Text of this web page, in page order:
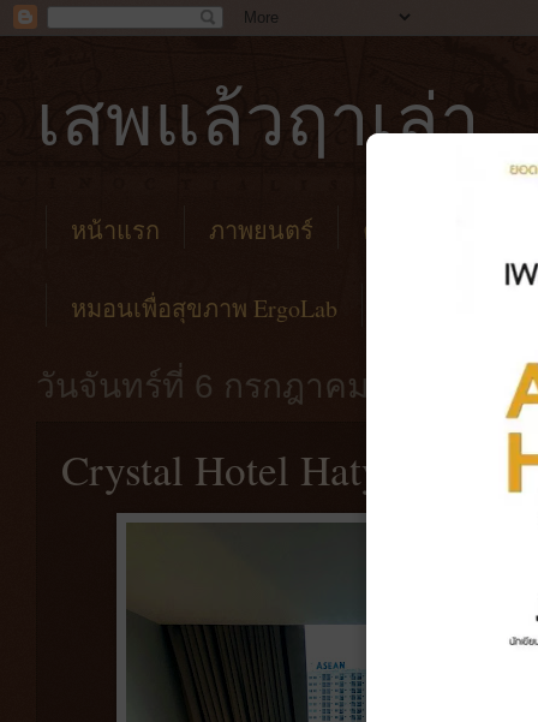
เสพแล้วฤาเล่า
หน้าแรก ภาพยนตร์ คาเฟ่
หมอนเพื่อสุขภาพ ErgoLab
วันจันทร์ที่ 6 กรกฎาคม พ.ศ. 2563
Crystal Hotel Hatyai: Suit